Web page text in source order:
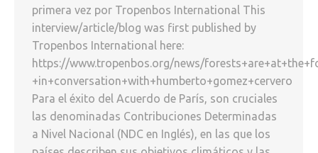
primera vez por Tropenbos International This
interview/article/blog was first published by
Tropenbos International here:
https://www.tropenbos.org/news/
+in+conversation+with+humberto+gomez+cervero
Para el éxito del Acuerdo de París, son cruciales
las denominadas Contribuciones Determinadas
a Nivel Nacional (NDC en Inglés), en las que los